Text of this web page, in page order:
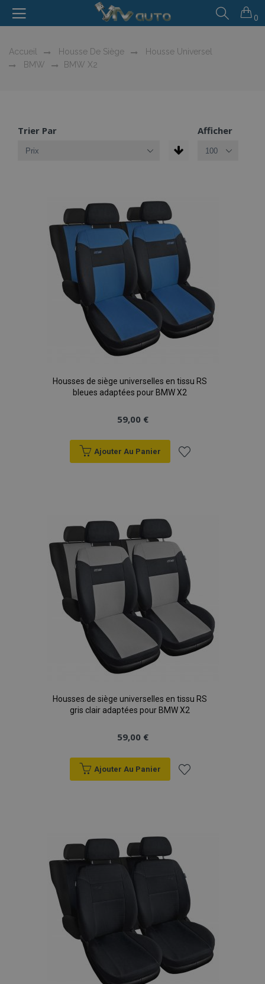
0
Accueil Housse De Siège
Housse Universel
BMW
BMW X2
Trier Par Afficher
Housses de siège universelles en tissu RS
bleues adaptées pour BMW X2
59,00 €
Ajouter Au Panier
d'achats
Housses de siège universelles en tissu RS
gris clair adaptées pour BMW X2
59,00 €
Ajouter Au Panier
d'achats